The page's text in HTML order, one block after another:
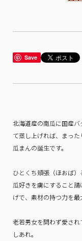
Save
北海道産の南瓜に国産
て蒸し上げれば、まっ
瓜まんの誕生です。
ひとくち頬張（ほおば
瓜好きを虜にすること
げで、素材の持つ力を最
老若男女を問わず愛さ
しあれ。